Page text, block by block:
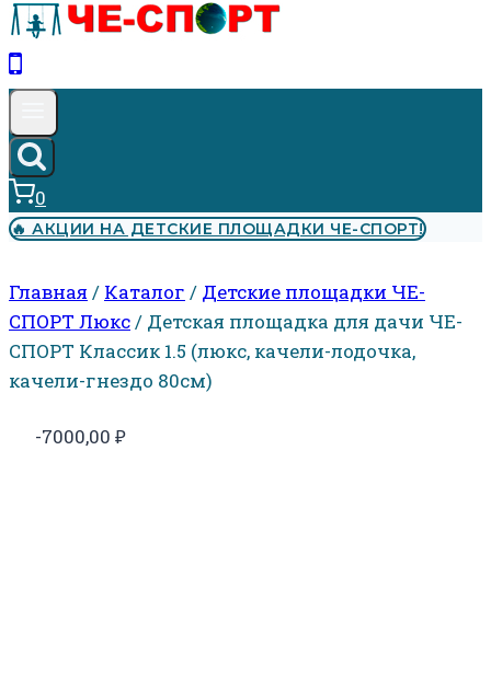
0
🔥 АКЦИИ НА ДЕТСКИЕ ПЛОЩАДКИ ЧЕ-СПОРТ!
Главная / Каталог / Детские площадки ЧЕ-
СПОРТ Люкс/ Детская площадка для дачи ЧЕ-
СПОРТ Классик 1.5 (люкс, качели-лодочка,
качели-гнездо 80см)
-7000,00 ₽